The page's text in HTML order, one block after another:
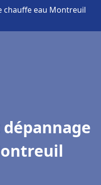
chauffe eau Montreuil